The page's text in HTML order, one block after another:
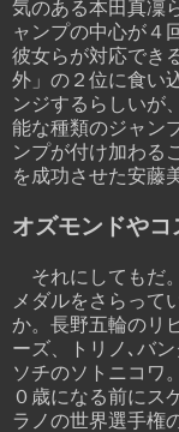
気のある本田真凜
ャンプの中心が４
彼女らが対応でき
外」の２位に食い
ンジするらしいが
能な種類のジャン
ンプが付け加わる
を成功させた安藤
オズモンドや
それにしてもだ
メダルをさらって
か。長野五輪のリ
ーズ、トリノ､バ
ソチのソトニコワ
０歳になる前にス
ラノの世界選手権